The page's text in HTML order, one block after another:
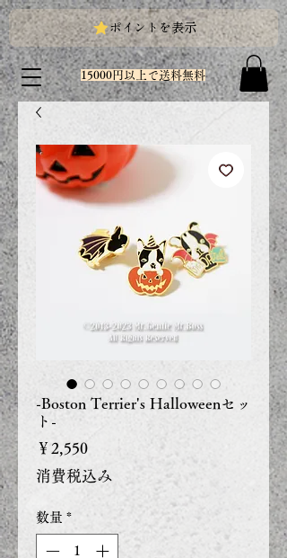
ポイントを表示
15000円以上で送料無料
-Boston Terrier's Halloweenセッ
ト-
￥2,550価
格
消費税込み
数量 *